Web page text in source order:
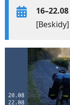
16–22.08
[Beskidy]